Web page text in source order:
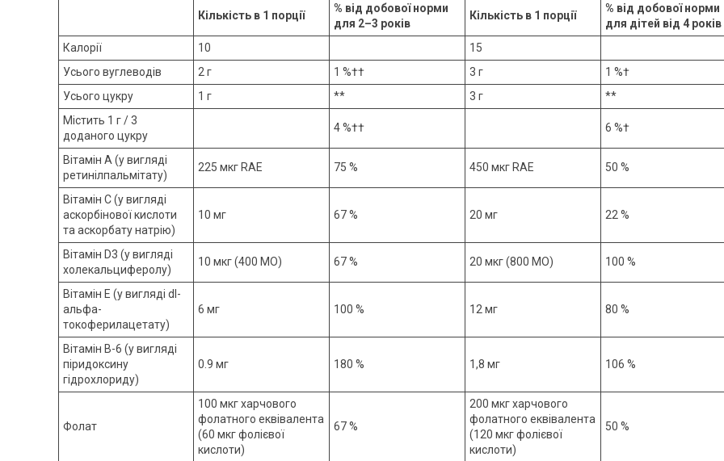
Кількість в 1 порції
% від добової норми
для 2–3 років
Кількість в 1 порції
% від добової норми
для дітей від 4 років
Калорії
10
15
Усього вуглеводів
2 г 1 %†† 3 г
1 %†
Усього цукру
1 г ** 3 г
**
Містить 1 г / 3
доданого цукру
4 %†† 6 %†
Вітамін А (у вигляді
ретинілпальмітату)
225 мкг RAE 75 % 450 мкг RAE 50 %
Вітамін C (у вигляді
аскорбінової кислоти
та аскорбату натрію)
10 мг 67 % 20 мг 22 %
Вітамін D3 (у вигляді
холекальциферолу)
10 мкг (400 МО) 67 % 20 мкг (800 МО) 100 %
Вітамін E (у вигляді dl-
альфа-
токоферилацетату)
6 мг 100 % 12 мг 80 %
Вітамін B-6 (у вигляді
піридоксину
гідрохлориду)
0.9 мг 180 % 1,8 мг 106 %
Фолат
100 мкг харчового
фолатного еквівалента
(60 мкг фолієвої
кислоти)
67 %
200 мкг харчового
фолатного еквівалента
(120 мкг фолієвої
кислоти)
50 %